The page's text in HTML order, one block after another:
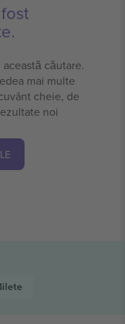
căutare.
mai multe
cheie, de
noi